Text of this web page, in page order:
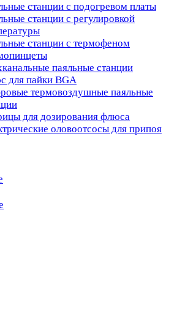
станции с подогревом платы
станции с регулировкой
станции с термофеном
паяльные станции
для пайки BGA
термовоздушные паяльные
для дозирования флюса
оловоотсосы для припоя